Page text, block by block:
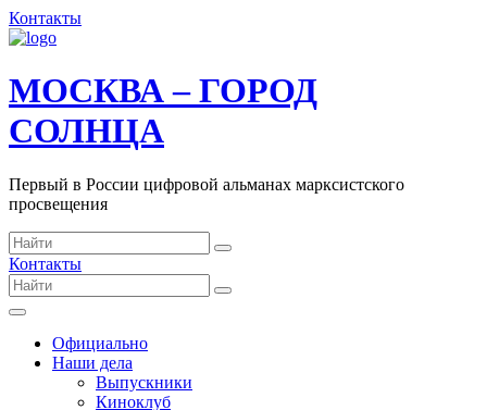
Контакты
МОСКВА – ГОРОД
СОЛНЦА
Первый в России цифровой альманах марксистского
просвещения
Контакты
Официально
Наши дела
Выпускники
Киноклуб